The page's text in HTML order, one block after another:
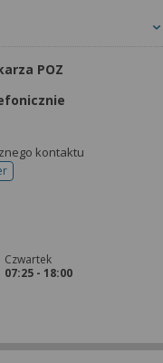
POZ
kontaktu
do rejestracji
Czwartek
07:25 - 18:00